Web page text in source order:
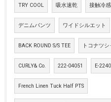
TRY COOL 吸水速乾 接触冷感
デニムパンツ ワイドシルエット
BACK ROUND S/S TEE トコナツシ
CURLY& Co. 222-04051 E-
French Linen Tuck Half PTS